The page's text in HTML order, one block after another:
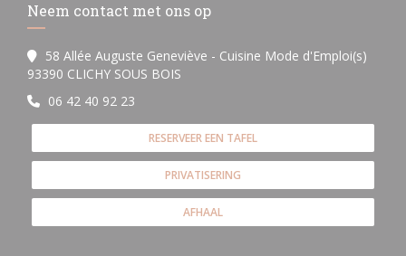
Neem contact met ons op
58 Allée Auguste Geneviève - Cuisine Mode d'Emploi(s)
93390 CLICHY SOUS BOIS
06 42 40 92 23
RESERVEER EEN TAFEL
PRIVATISERING
AFHAAL